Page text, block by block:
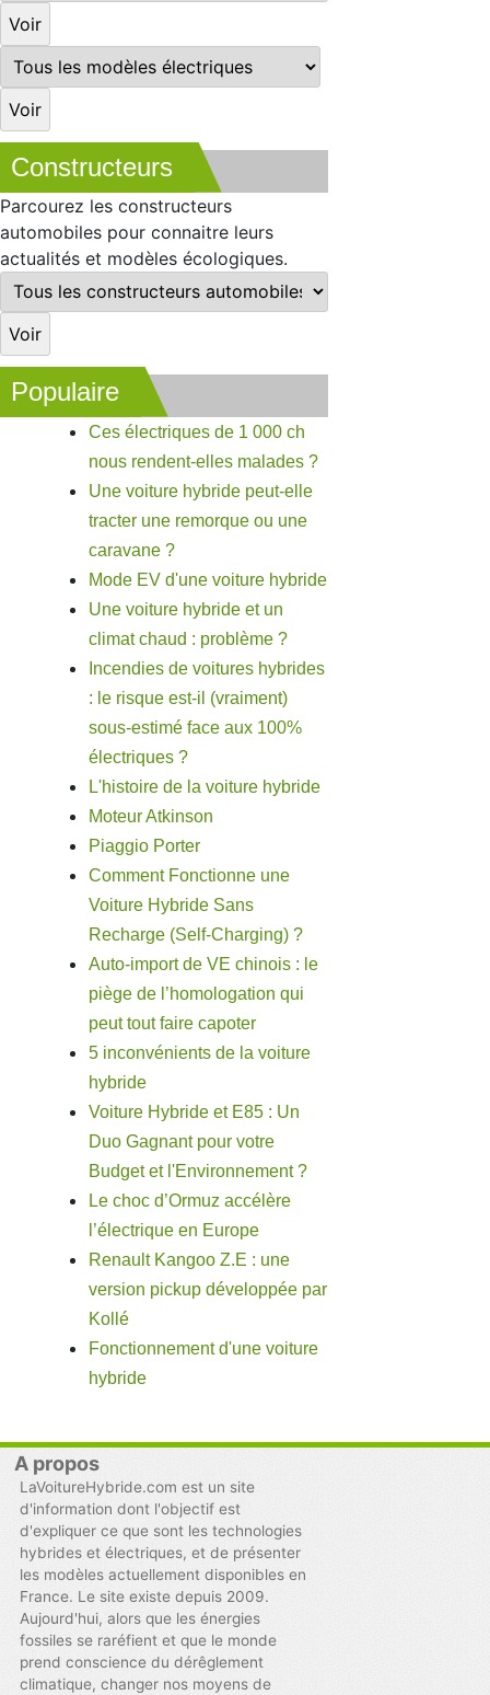
Constructeurs
Parcourez les constructeurs
automobiles pour connaitre leurs
actualités et modèles écologiques.
Populaire
Ces électriques de 1 000 ch
nous rendent-elles malades ?
Une voiture hybride peut-elle
tracter une remorque ou une
caravane ?
Mode EV d'une voiture hybride
Une voiture hybride et un
climat chaud : problème ?
Incendies de voitures hybrides
: le risque est-il (vraiment)
sous-estimé face aux 100%
électriques ?
L'histoire de la voiture hybride
Moteur Atkinson
Piaggio Porter
Comment Fonctionne une
Voiture Hybride Sans
Recharge (Self-Charging) ?
Auto-import de VE chinois : le
piège de l’homologation qui
peut tout faire capoter
5 inconvénients de la voiture
hybride
Voiture Hybride et E85 : Un
Duo Gagnant pour votre
Budget et l'Environnement ?
Le choc d’Ormuz accélère
l’électrique en Europe
Renault Kangoo Z.E : une
version pickup développée par
Kollé
Fonctionnement d'une voiture
hybride
A propos
LaVoitureHybride.com est un site
d'information dont l'objectif est
d'expliquer ce que sont les technologies
hybrides et électriques, et de présenter
les modèles actuellement disponibles en
France. Le site existe depuis 2009.
Aujourd'hui, alors que les énergies
fossiles se raréfient et que le monde
prend conscience du dérêglement
climatique, changer nos moyens de